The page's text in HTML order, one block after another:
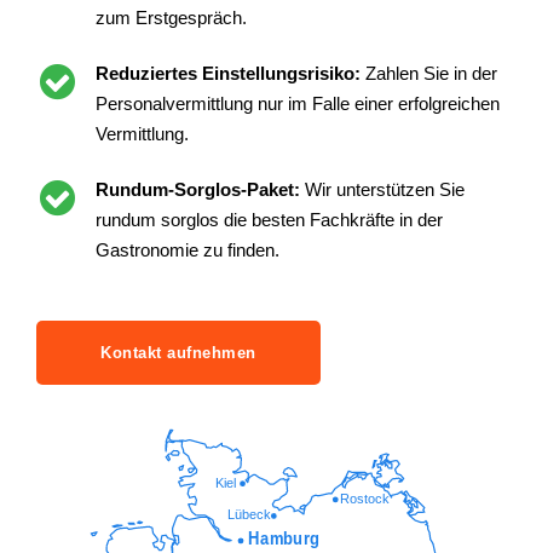
zum Erstgespräch.
Reduziertes Einstellungsrisiko: Zahlen Sie in der
Personalvermittlung nur im Falle einer erfolgreichen
Vermittlung.
Rundum-Sorglos-Paket: Wir unterstützen Sie
rundum sorglos die besten Fachkräfte in der
Gastronomie zu finden.
Kontakt aufnehmen
Lübeck
Rostock
Kiel
Hamburg